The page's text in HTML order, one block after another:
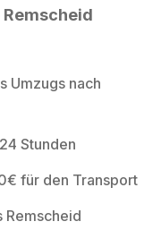
Umzugs nach
Stunden
für den Transport
Remscheid